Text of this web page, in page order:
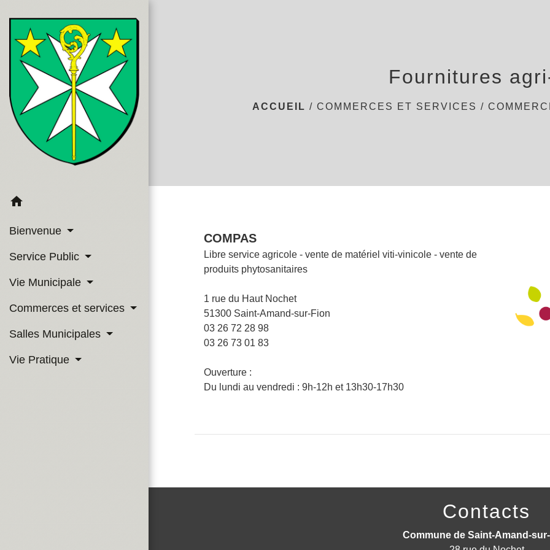
home
Bienvenue
Service Public
Vie Municipale
Commerces et services
Salles Municipales
Vie Pratique
Fournitures
ACCUEIL /COMMERCES ET SERVICES /
COMPAS
Libre service agricole - vente de matériel viti-vinicole - vente de
produits phytosanitaires
1 rue du Haut Nochet
51300 Saint-Amand-sur-Fion
03 26 72 28 98
03 26 73 01 83
Ouverture :
Du lundi au vendredi : 9h-12h et 13h30-17h30
Contacts
Commune de Saint-Amand-